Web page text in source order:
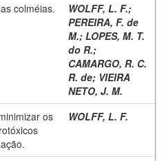
colméias. WOLFF, L. F.;
PEREIRA, F. de
M.; LOPES, M. T.
do R.;
CAMARGO, R. C.
R. de; VIEIRA
NETO, J. M.
os
WOLFF, L. F.